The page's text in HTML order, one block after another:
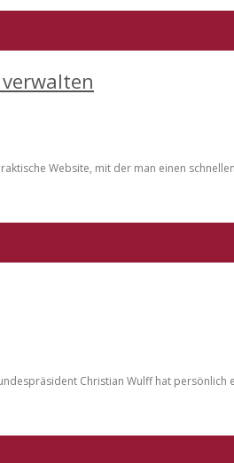
Website, mit der man einen
Christian Wulff hat persönlich